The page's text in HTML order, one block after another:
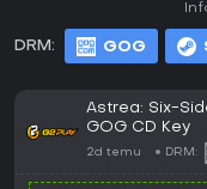
DRM: GOG
Astrea: Six-
GOG CD Key
2d temu DRM: